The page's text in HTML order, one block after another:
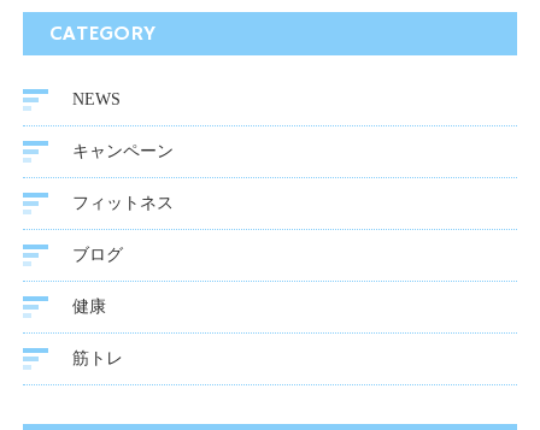
CATEGORY
NEWS
キャンペーン
フィットネス
ブログ
健康
筋トレ